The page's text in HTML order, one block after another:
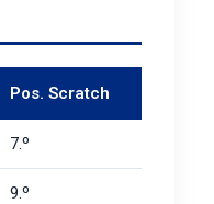
Pos. Scratch
7.º
9.º